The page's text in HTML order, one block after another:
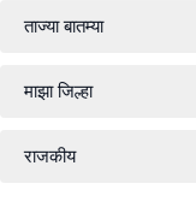
ताज्या बातम्या
माझा जिल्हा
राजकीय